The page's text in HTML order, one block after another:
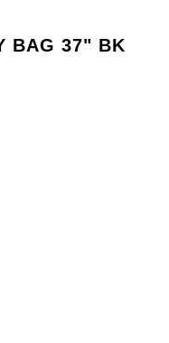
BAG 37" BK